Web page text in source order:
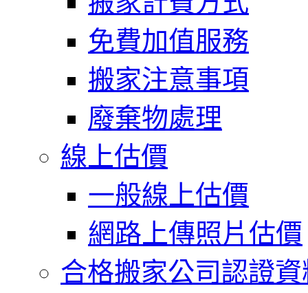
免費加值服務
搬家注意事項
廢棄物處理
線上估價
一般線上估價
網路上傳照片估價
合格搬家公司認證資